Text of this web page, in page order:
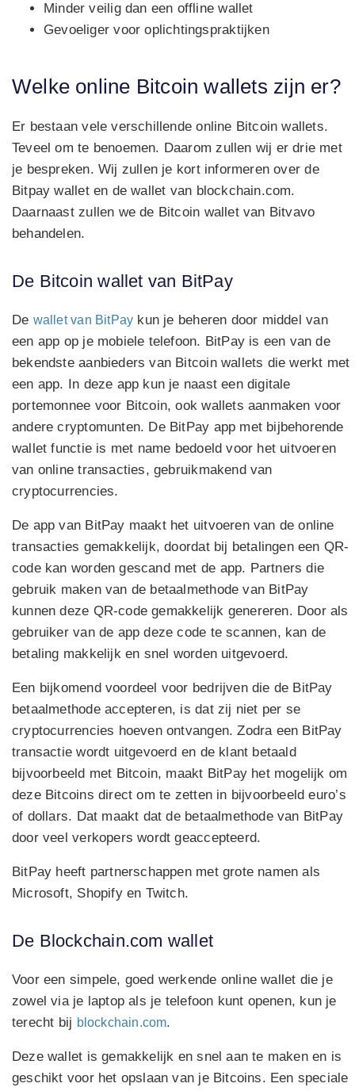
Minder veilig dan een offline wallet
Gevoeliger voor oplichtingspraktijken
Welke online Bitcoin wallets zijn er?
Er bestaan vele verschillende online Bitcoin wallets.
Teveel om te benoemen. Daarom zullen wij er drie met
je bespreken. Wij zullen je kort informeren over de
Bitpay wallet en de wallet van blockchain.com.
Daarnaast zullen we de Bitcoin wallet van Bitvavo
behandelen.
De Bitcoin wallet van BitPay
De wallet van BitPay kun je beheren door middel van
een app op je mobiele telefoon. BitPay is een van de
bekendste aanbieders van Bitcoin wallets die werkt met
een app. In deze app kun je naast een digitale
portemonnee voor Bitcoin, ook wallets aanmaken voor
andere cryptomunten. De BitPay app met bijbehorende
wallet functie is met name bedoeld voor het uitvoeren
van online transacties, gebruikmakend van
cryptocurrencies.
De app van BitPay maakt het uitvoeren van de online
transacties gemakkelijk, doordat bij betalingen een QR-
code kan worden gescand met de app. Partners die
gebruik maken van de betaalmethode van BitPay
kunnen deze QR-code gemakkelijk genereren. Door als
gebruiker van de app deze code te scannen, kan de
betaling makkelijk en snel worden uitgevoerd.
Een bijkomend voordeel voor bedrijven die de BitPay
betaalmethode accepteren, is dat zij niet per se
cryptocurrencies hoeven ontvangen. Zodra een BitPay
transactie wordt uitgevoerd en de klant betaald
bijvoorbeeld met Bitcoin, maakt BitPay het mogelijk om
deze Bitcoins direct om te zetten in bijvoorbeeld euro’s
of dollars. Dat maakt dat de betaalmethode van BitPay
door veel verkopers wordt geaccepteerd.
BitPay heeft partnerschappen met grote namen als
Microsoft, Shopify en Twitch.
De Blockchain.com wallet
Voor een simpele, goed werkende online wallet die je
zowel via je laptop als je telefoon kunt openen, kun je
terecht bij blockchain.com.
Deze wallet is gemakkelijk en snel aan te maken en is
geschikt voor het opslaan van je Bitcoins. Een speciale